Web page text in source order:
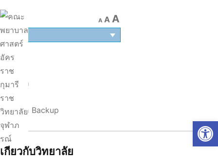
A A A
TH
หน้าแรก
|
หน้าแรก Backup
เกี่ยวกับวิทยาลัย